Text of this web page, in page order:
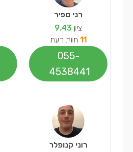
רני ספיר
ציון 9.43
11 חוות דעת
055-
4538441
רוני קנופלר